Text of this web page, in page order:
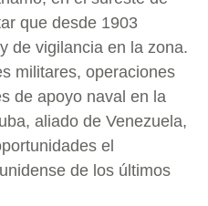
que desde 1903
de vigilancia en la zona.
militares, operaciones
de apoyo naval en la
aliado de Venezuela,
el
de los últimos